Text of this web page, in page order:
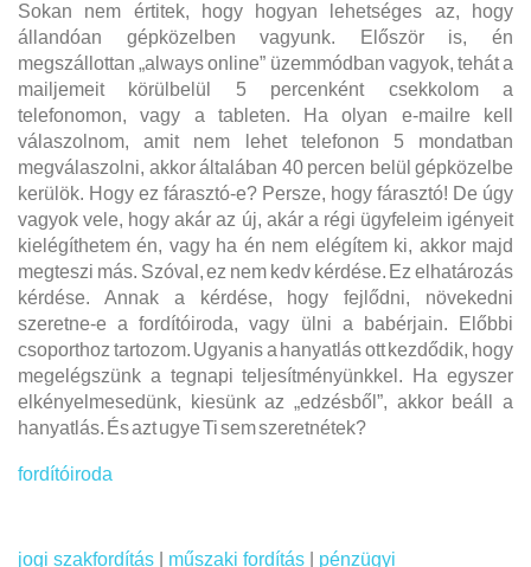
Sokan nem értitek, hogy hogyan lehetséges az, hogy
állandóan gépközelben vagyunk. Először is, én
megszállottan „always online” üzemmódban vagyok, tehát a
mailjemeit körülbelül 5 percenként csekkolom a
telefonomon, vagy a tableten. Ha olyan e-mailre kell
válaszolnom, amit nem lehet telefonon 5 mondatban
megválaszolni, akkor általában 40 percen belül gépközelbe
kerülök. Hogy ez fárasztó-e? Persze, hogy fárasztó! De úgy
vagyok vele, hogy akár az új, akár a régi ügyfeleim igényeit
kielégíthetem én, vagy ha én nem elégítem ki, akkor majd
megteszi más. Szóval, ez nem kedv kérdése. Ez elhatározás
kérdése. Annak a kérdése, hogy fejlődni, növekedni
szeretne-e a fordítóiroda, vagy ülni a babérjain. Előbbi
csoporthoz tartozom. Ugyanis a hanyatlás ott kezdődik, hogy
megelégszünk a tegnapi teljesítményünkkel. Ha egyszer
elkényelmesedünk, kiesünk az „edzésből”, akkor beáll a
hanyatlás. És azt ugye Ti sem szeretnétek?
fordítóiroda
jogi szakfordítás műszaki fordítás pénzügyi